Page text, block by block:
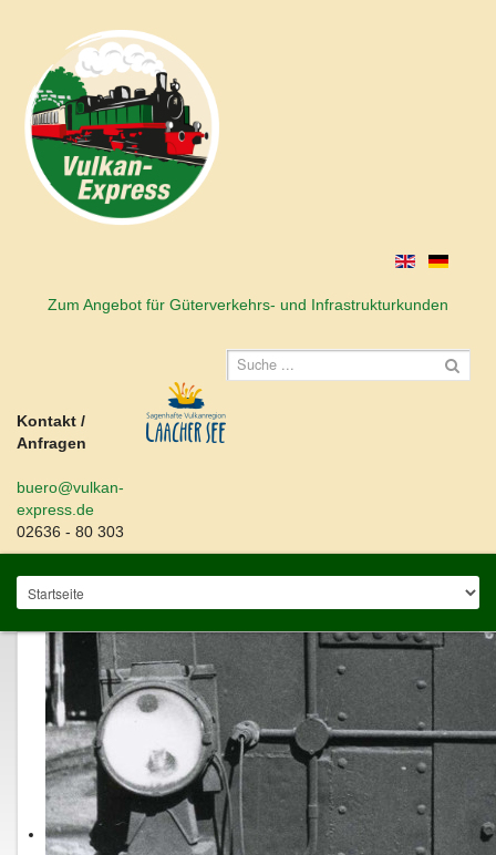
Zum Angebot für Güterverkehrs- und Infrastrukturkunden
Kontakt /
Anfragen
buero@vulkan-
express.de
02636 - 80 303